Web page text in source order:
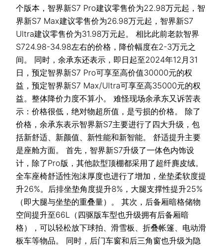
个版本，智界新S7 Pro建议零售价为22.98万元起，智
界新S7 Max建议零售价为26.98万元起，智界新S7
Ultra建议零售价为31.98万元起。 相比此前老款智界
S724.98-34.98左右的价格，降价幅度在2-3万元之
间。 同时，余承东还表示，即日起至2024年12月31
日，预定智界新S7 Pro可享至高价值30000元的权
益，预定智界新S7 Max/Ultra可享至高35000元的权
益。整体降价力度不算小。 难怪现场余承东又诉苦表
示：价格很低，绝对物超所值，是亏损的价格。 除了
价格，余承东表示智界新S7主要进行了四大升级，包
括新舒适、新颜值、新性能和新智能。 舒适提升主要
是座舱方面。 首先，智界新S7升级了一体色内饰设
计，除了Pro版，其他款型顶棚都采用了超纤麂皮绒。
全车座椅舒适性泡沫厚度也进行了增加，坐垫柔软度提
升26%。后排坐垫角度提升8%，大腿支撑性提升25%
（即大腿与坐垫的重叠量）。 其次，后备厢暗格储物
空间提升至66L（四驱版车型也升级拥有后备厢暗
格），可以轻松放下球拍、滑雪板、折叠帐篷、电动滑
板车等物品。 同时，后门车窗和后三角窗也升级为隐